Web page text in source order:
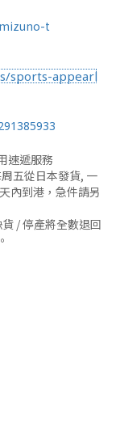
t
sports-appearl
速遞服務
五從日本發貨, 一
內到港，急件請另
/ 停產將全數退回